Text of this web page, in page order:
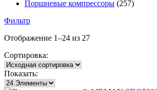
Поршневые компрессоры (257)
Фильтр
Отображение 1–24 из 27
Сортировка:
Показать: